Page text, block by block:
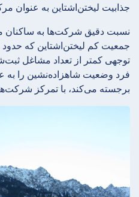
جذابیت لیختن‌اشتاین به عنوان
نسبت دقیق شرکت‌ها به ساکنان
توجهی کمتر از تعداد مشاغل
فرد وضعیت شاهزاده‌نشین را به
برجسته می‌کند، با تمرکز